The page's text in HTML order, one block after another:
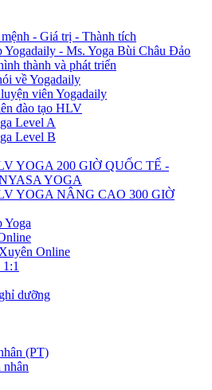
- Giá trị - Thành tích
Yogadaily - Ms. Yoga Bùi Châu Đảo
thành và phát triển
về Yogadaily
viên Yogadaily
đào tạo HLV
Level A
Level B
YOGA 200 GIỜ QUỐC TẾ -
YOGA
YOGA NÂNG CAO 300 GIỜ
Yoga
Online
dưỡng
(PT)
nhân